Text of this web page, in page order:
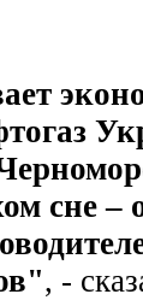
сне –
, -